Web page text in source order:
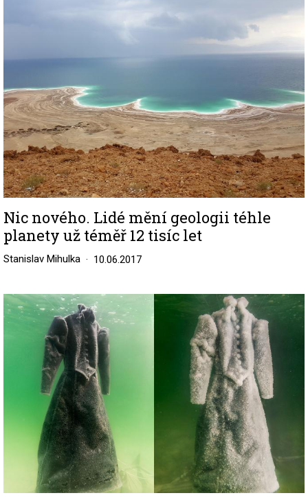
Nic nového. Lidé mění geologii téhle
planety už téměř 12 tisíc let
Stanislav Mihulka 10.06.2017
Image